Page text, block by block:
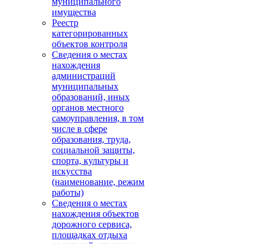
имущества
Реестр
категорированных
объектов контроля
Сведения о местах
нахождения
администраций
муниципальных
образований, иных
органов местного
самоуправления, в том
числе в сфере
образования, труда,
социальной защиты,
спорта, культуры и
искусства
(наименование, режим
работы)
Сведения о местах
нахождения объектов
дорожного сервиса,
площадках отдыха